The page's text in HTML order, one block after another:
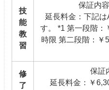
技
能
教
習
保証内
延長料金：下記は
す。 *1 第一段階：
時限 第二段階：￥
修
了
保証
延長料金：￥